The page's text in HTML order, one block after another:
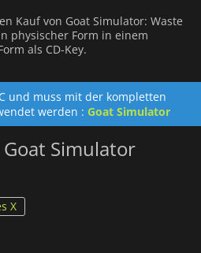
Kauf von Goat Simulator: Waste
physischer Form in einem
als CD-Key.
und muss mit der kompletten
werden : Goat Simulator
Simulator
X